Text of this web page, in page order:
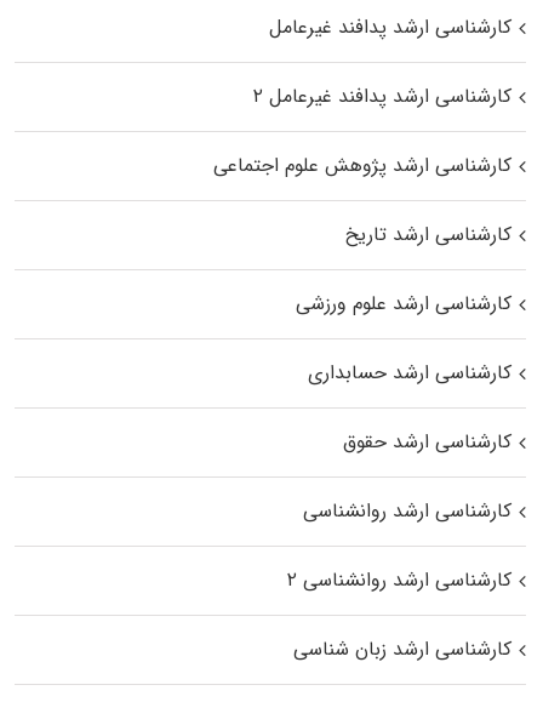
کارشناسی ارشد پدافند غیرعامل
کارشناسی ارشد پدافند غیرعامل ۲
کارشناسی ارشد پژوهش علوم اجتماعی
کارشناسی ارشد تاریخ
کارشناسی ارشد علوم ورزشی
کارشناسی ارشد حسابداری
کارشناسی ارشد حقوق
کارشناسی ارشد روانشناسی
کارشناسی ارشد روانشناسی ۲
کارشناسی ارشد زبان شناسی